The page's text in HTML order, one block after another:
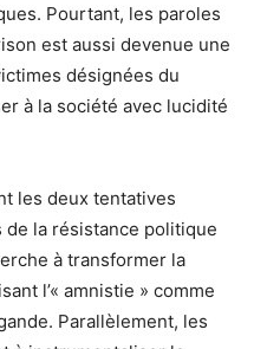
Pourtant, les paroles
est aussi devenue une
désignées du
à la société avec lucidité
les deux tentatives
la résistance politique
à transformer la
l’« amnistie » comme
Parallèlement, les